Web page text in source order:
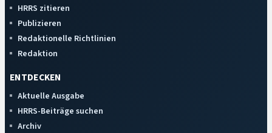
HRRS zitieren
Publizieren
Redaktionelle Richtlinien
Redaktion
ENTDECKEN
Aktuelle Ausgabe
HRRS-Beiträge suchen
Archiv